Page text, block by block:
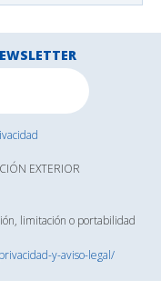
EXTERIOR
limitación o portabilidad
y-aviso-legal/